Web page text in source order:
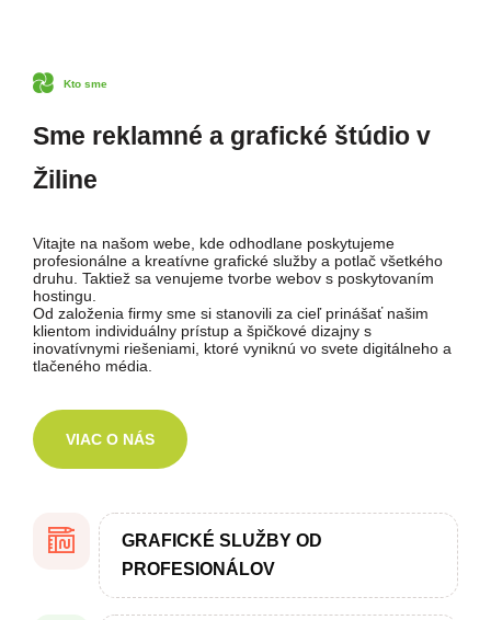
Kto sme
Sme reklamné a grafické štúdio v
Žiline
Vitajte na našom webe, kde odhodlane poskytujeme
profesionálne a kreatívne grafické služby a potlač všetkého
druhu. Taktiež sa venujeme tvorbe webov s poskytovaním
hostingu.
Od založenia firmy sme si stanovili za cieľ prinášať našim
klientom individuálny prístup a špičkové dizajny s
inovatívnymi riešeniami, ktoré vyniknú vo svete digitálneho a
tlačeného média.
VIAC O NÁS
GRAFICKÉ SLUŽBY OD
PROFESIONÁLOV